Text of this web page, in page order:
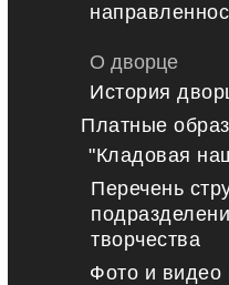
О дворце
Платные
"Кладовая
История
Перечень
творчества
Фото и видео